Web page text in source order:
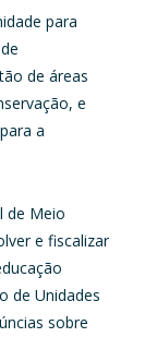
para
de áreas
e
a
de Meio
e fiscalizar
de Unidades
sobre